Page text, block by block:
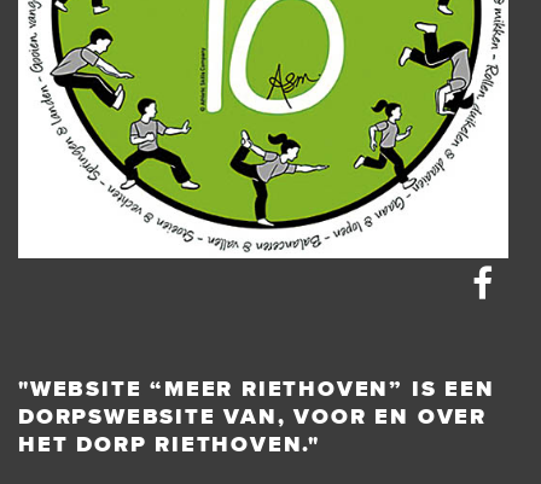
"WEBSITE “MEER RIETHOVEN” IS EEN
DORPSWEBSITE VAN, VOOR EN OVER
HET DORP RIETHOVEN."